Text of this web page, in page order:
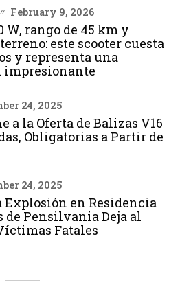
February 9, 2026
W, rango de 45 km y
este scooter cuesta
y representa una
24, 2025
a la Oferta de Balizas V16
Obligatorias a Partir de
24, 2025
Explosión en Residencia
de Pensilvania Deja al
Fatales